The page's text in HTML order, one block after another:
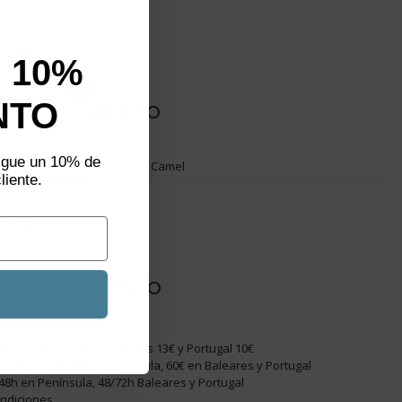
del producto
Camel
de Envío
Península 5€, Baleares 13€ y Portugal 10€
a partir de 40€ en Península, 60€ en Baleares y Portugal
en Península, 48/72h Baleares y Portugal
not show again.
un
10%
un 10% de